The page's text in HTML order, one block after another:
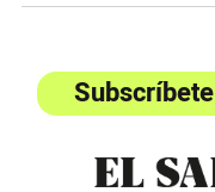
Subscríbete